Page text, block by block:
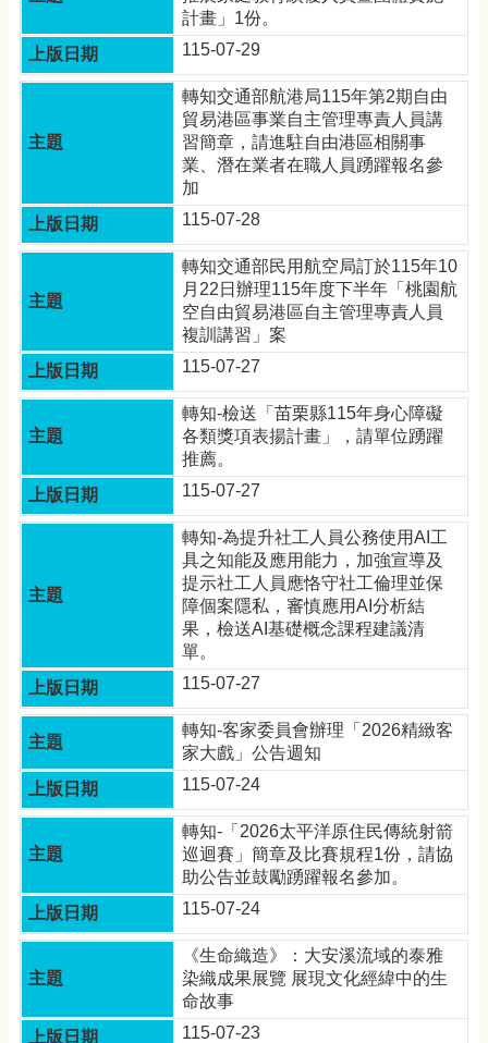
計畫」1份。
115-07-29
轉知交通部航港局115年第2期自由
貿易港區事業自主管理專責人員講
習簡章，請進駐自由港區相關事
業、潛在業者在職人員踴躍報名參
加
115-07-28
轉知交通部民用航空局訂於115年10
月22日辦理115年度下半年「桃園航
空自由貿易港區自主管理專責人員
複訓講習」案
115-07-27
轉知-檢送「苗栗縣115年身心障礙
各類獎項表揚計畫」，請單位踴躍
推薦。
115-07-27
轉知-為提升社工人員公務使用AI工
具之知能及應用能力，加強宣導及
提示社工人員應恪守社工倫理並保
障個案隱私，審慎應用AI分析結
果，檢送AI基礎概念課程建議清
單。
115-07-27
轉知-客家委員會辦理「2026精緻客
家大戲」公告週知
115-07-24
轉知-「2026太平洋原住民傳統射箭
巡迴賽」簡章及比賽規程1份，請協
助公告並鼓勵踴躍報名參加。
115-07-24
《生命織造》：大安溪流域的泰雅
染織成果展覽 展現文化經緯中的生
命故事
115-07-23